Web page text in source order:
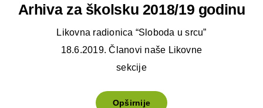
Arhiva za školsku 2018/19 godinu
Likovna radionica “Sloboda u srcu”
18.6.2019. Članovi naše Likovne
sekcije
Opširnije